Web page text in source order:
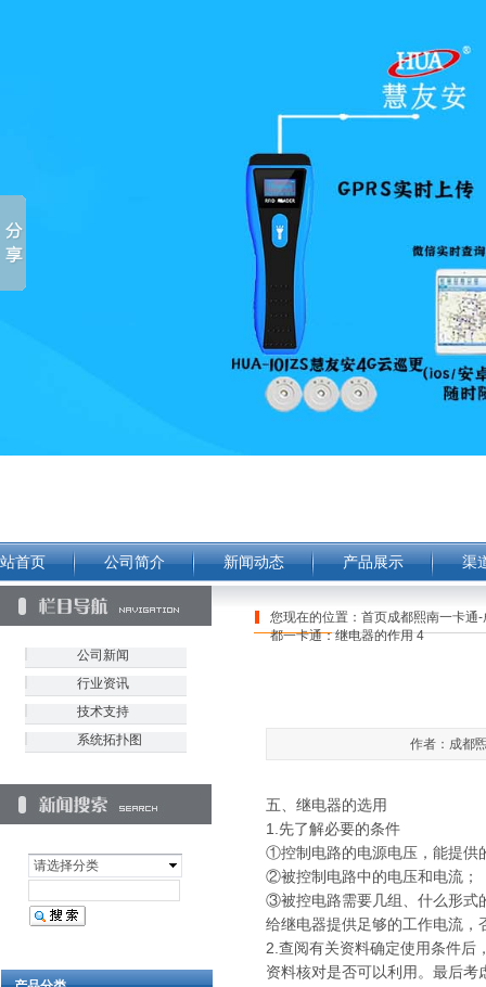
首页 公司简介 新闻动态 产品展示 渠
您现在的位置： 首页成都熙南一卡通
都一卡通：继电器的作用 4
请选择分类
公司新闻
行业资讯
技术支持
系统拓扑图
作者：成都
五、继电器的选用
1.先了解必要的条件
①控制电路的电源电压，能提供
②被控制电路中的电压和电流；
③被控电路需要几组、什么形式
给继电器提供足够的工作电流，
2.查阅有关资料确定使用条件后
资料核对是否可以利用。最后考